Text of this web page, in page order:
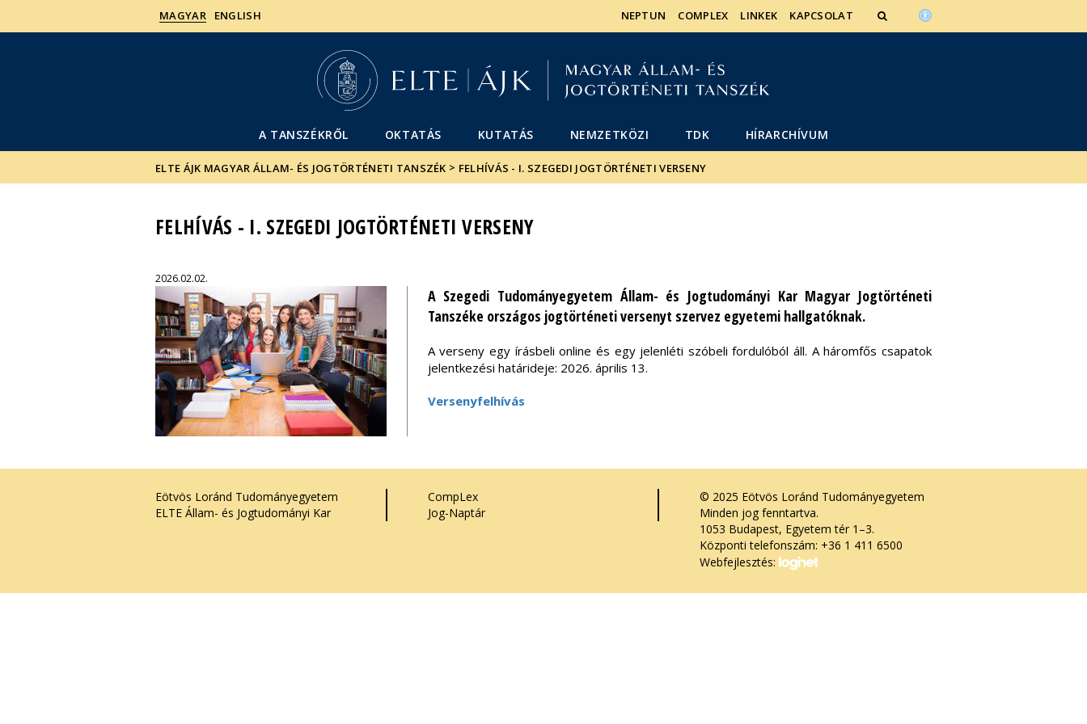
MAGYAR ENGLISH NEPTUN COMPLEX LINKEK KAPCSOLAT
A TANSZÉKRŐL OKTATÁS KUTATÁS NEMZETKÖZI TDK HÍRARCHÍVUM
ELTE ÁJK MAGYAR ÁLLAM- ÉS JOGTÖRTÉNETI TANSZÉK > FELHÍVÁS - I. SZEGEDI JOGTÖRTÉNETI VERSENY
FELHÍVÁS - I. SZEGEDI JOGTÖRTÉNETI VERSENY
2026.02.02.
A Szegedi Tudományegyetem Állam- és Jogtudományi Kar Magyar Jogtörténeti
Tanszéke országos jogtörténeti versenyt szervez egyetemi hallgatóknak.
A verseny egy írásbeli online és egy jelenléti szóbeli fordulóból áll. A háromfős csapatok
jelentkezési határideje: 2026. április 13.
Versenyfelhívás
Eötvös Loránd Tudományegyetem
ELTE Állam- és Jogtudományi Kar
CompLex
Jog-Naptár
© 2025 Eötvös Loránd Tudományegyetem
Minden jog fenntartva.
1053 Budapest, Egyetem tér 1–3.
Központi telefonszám: +36 1 411 6500
Webfejlesztés: